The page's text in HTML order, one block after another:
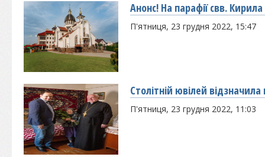
Анонс! На парафії свв.
П'ятниця, 23 грудня 2022, 15:47
Столітній ювілей
П'ятниця, 23 грудня 2022, 11:03